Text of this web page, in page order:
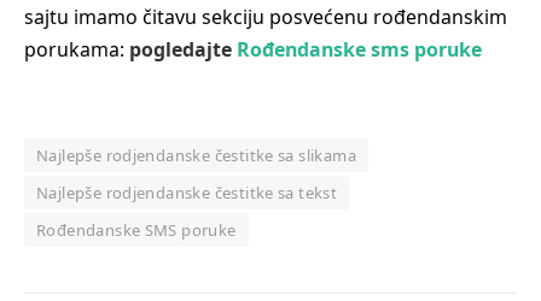
sajtu imamo čitavu sekciju posvećenu rođendanskim
porukama: pogledajte Rođendanske sms poruke
Najlepše rodjendanske čestitke sa slikama
Najlepše rodjendanske čestitke sa tekst
Rođendanske SMS poruke